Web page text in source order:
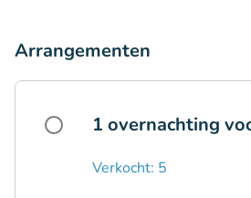
Arrangementen
1 overnachting
Verkocht: 5